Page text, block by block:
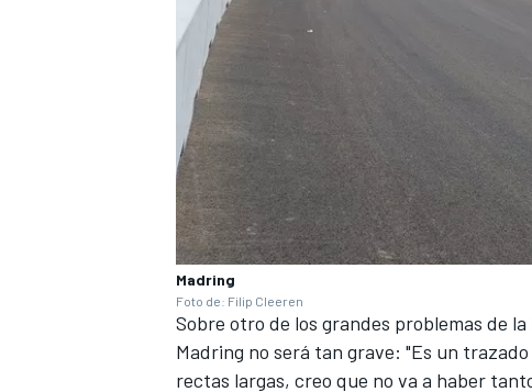
Madring
Foto de: Filip Cleeren
Sobre otro de los grandes problemas de
Madring no será tan grave: "Es un
rectas largas, creo que no va a haber